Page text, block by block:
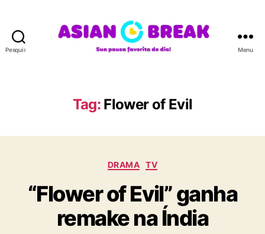
Pesquisar
A
N
R
A
Menu
Tag: Flower of Evil
C
t
e
g
o
DRAMA TV
“Flower of Evil” ganha
remake na Índia